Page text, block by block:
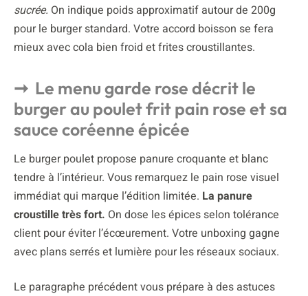
sucrée. On indique poids approximatif autour de 200g
pour le burger standard. Votre accord boisson se fera
mieux avec cola bien froid et frites croustillantes.
Le menu garde rose décrit le
burger au poulet frit pain rose et sa
sauce coréenne épicée
Le burger poulet propose panure croquante et blanc
tendre à l’intérieur. Vous remarquez le pain rose visuel
immédiat qui marque l’édition limitée. La panure
croustille très fort. On dose les épices selon tolérance
client pour éviter l’écœurement. Votre unboxing gagne
avec plans serrés et lumière pour les réseaux sociaux.
Le paragraphe précédent vous prépare à des astuces